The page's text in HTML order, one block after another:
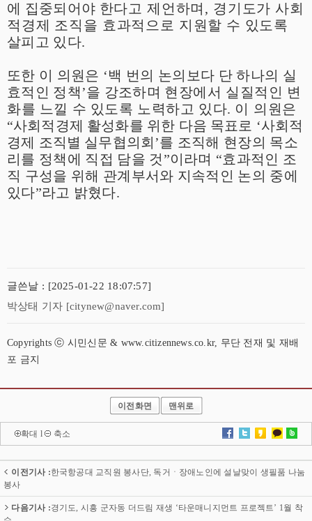
에 집중되어야 한다고 제언하며 , 경기도가 사회
적경제 조직을 효과적으로 지원할 수 있도록
살피고 있다.
또한 이 의원은 ‘백 번의 논의보다 단 하나의 실
효적인 정책’을 강조하며 현장에서 실질적인 변
화를 느낄 수 있도록 노력하고 있다. 이 의원은
“사회적경제 활성화를 위한 다음 목표로 ‘사회적
경제 조직별 실무협의회 ’를 조직해 현장의 목소
리를 정책에 직접 담을 것”이라며 “효과적인 조
직 구성을 위해 관계부서와 지속적인 논의 중에
있다”라고 밝혔다.
글쓴날 : [2025-01-22 18:07:57]
박상태 기자 [citynew@naver.com]
Copyrights ⓒ 시민신문 & www.citizennews.co.kr, 무단 전재 및 재배
포 금지
이전화면 맨위로
확대 l 축소
이전기사 :한국항공대 교직원 봉사단, 독거ㆍ장애노인에 설날맞이 생필품 나눔
봉사
다음기사 :경기도, 시흥 군자동 더드림 재생 ‘타운매니지먼트 프로젝트’ 1월 착